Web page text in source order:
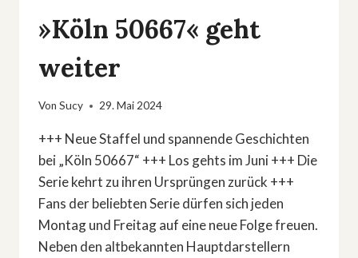
»Köln 50667« geht
weiter
Von Sucy 29. Mai 2024
+++ Neue Staffel und spannende Geschichten
bei „Köln 50667“ +++ Los gehts im Juni +++ Die
Serie kehrt zu ihren Ursprüngen zurück +++
Fans der beliebten Serie dürfen sich jeden
Montag und Freitag auf eine neue Folge freuen.
Neben den altbekannten Hauptdarstellern